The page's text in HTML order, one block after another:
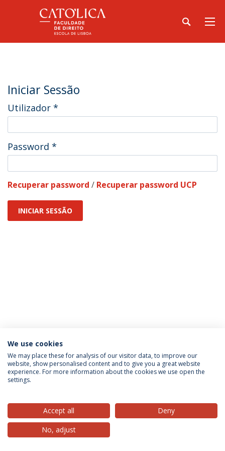
Iniciar Sessão
Utilizador *
Password *
Recuperar password / Recuperar password UCP
INICIAR SESSÃO
Política de Privacidade
Termos & Condições
Direitos do Titular dos Dados
© 2026 Universidade Católica Portuguesa
We use cookies
We may place these for analysis of our visitor data, to improve our
website, show personalised content and to give you a great website
experience. For more information about the cookies we use open the
settings.
Accept all
Deny
No, adjust